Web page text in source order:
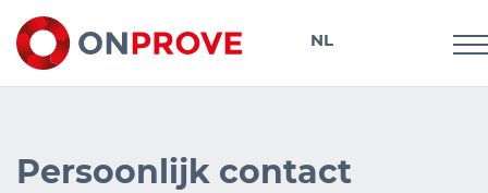
NL
Persoonlijk contact